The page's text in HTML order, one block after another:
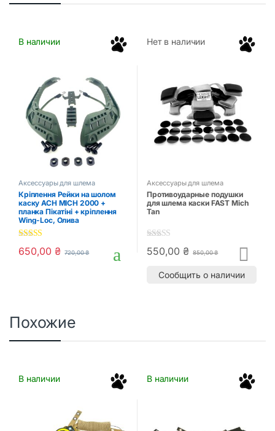
В наличии
Аксессуары для шлема
Кріплення Рейки на шолом
каску ACH MICH 2000 +
планка Пікатіні + кріплення
Wing-Loc, Олива
4.00out of
5
650,00₴ 720,00₴
Нет в наличии
Аксессуары для шлема
Противоударные подушки
для шлема каски FAST Mich
Tan
5.00out of 5
550,00 ₴ 850,00₴
Сообщить о наличии
Похожие
В наличии В наличии